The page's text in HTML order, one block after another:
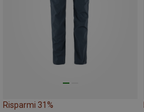
Risparmi 31%